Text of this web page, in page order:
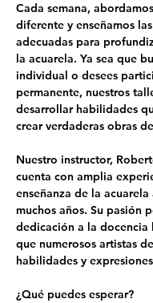
Cada semana,
diferente y enseñamos
adecuadas para
la acuarela. Ya sea que
individual o desees
permanente, nuestros
desarrollar habilidades
crear verdaderas obras
Nuestro instructor,
cuenta con amplia
enseñanza de la
muchos años. Su pasión
dedicación a la docencia
que numerosos artistas
habilidades y
¿Qué puedes esperar?